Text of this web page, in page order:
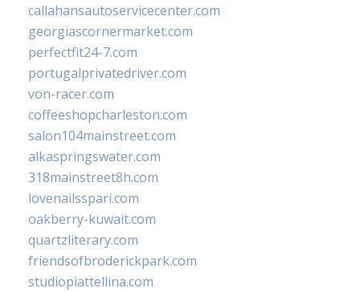
callahansautoservicecenter.com
georgiascornermarket.com
perfectfit24-7.com
portugalprivatedriver.com
von-racer.com
coffeeshopcharleston.com
salon104mainstreet.com
alkaspringswater.com
318mainstreet8h.com
lovenailsspari.com
oakberry-kuwait.com
quartzliterary.com
friendsofbroderickpark.com
studiopiattellina.com